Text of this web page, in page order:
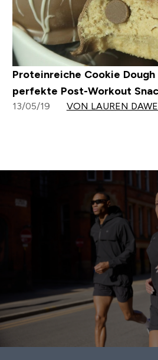
Proteinreiche Cookie Dough
perfekte Post-Workout
13/05/19 VON LAUREN